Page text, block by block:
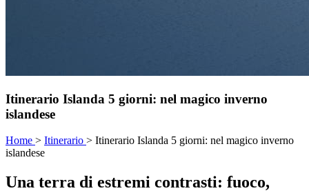
Itinerario Islanda 5 giorni: nel magico inverno
islandese
Home > Itinerario > Itinerario Islanda 5 giorni: nel magico inverno
islandese
Una terra di estremi contrasti: fuoco,